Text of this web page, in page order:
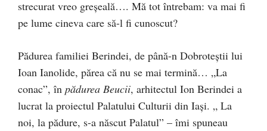
strecurat vreo greşeală…. Mă tot întrebam: va mai fi
pe lume cineva care să-l fi cunoscut?
Pădurea familiei Berindei, de până-n Dobroteştii lui
Ioan Ianolide, părea că nu se mai termină… „La
conac”, în pădurea Beucii, arhitectul Ion Berindei a
lucrat la proiectul Palatului Culturii din Iaşi. „ La
noi, la pădure, s-a născut Palatul” – îmi spuneau